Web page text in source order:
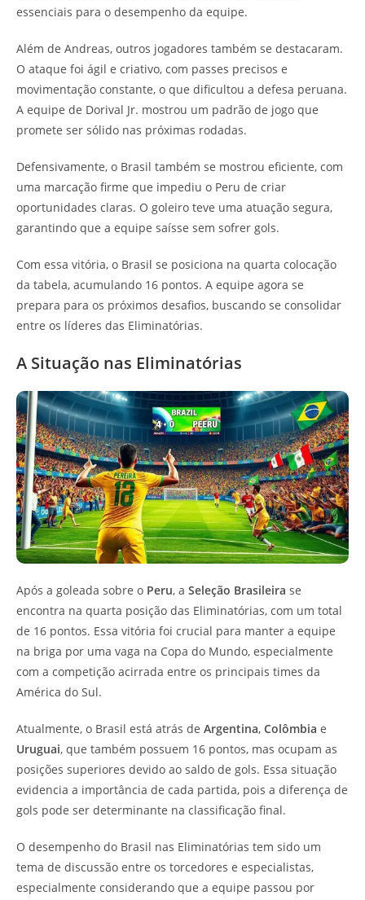
essenciais para o desempenho da equipe.
Além de Andreas, outros jogadores também se destacaram.
O ataque foi ágil e criativo, com passes precisos e
movimentação constante, o que dificultou a defesa peruana.
A equipe de Dorival Jr. mostrou um padrão de jogo que
promete ser sólido nas próximas rodadas.
Defensivamente, o Brasil também se mostrou eficiente, com
uma marcação firme que impediu o Peru de criar
oportunidades claras. O goleiro teve uma atuação segura,
garantindo que a equipe saísse sem sofrer gols.
Com essa vitória, o Brasil se posiciona na quarta colocação
da tabela, acumulando 16 pontos. A equipe agora se
prepara para os próximos desafios, buscando se consolidar
entre os líderes das Eliminatórias.
A Situação nas Eliminatórias
Após a goleada sobre o Peru, a Seleção Brasileira se
encontra na quarta posição das Eliminatórias, com um total
de 16 pontos. Essa vitória foi crucial para manter a equipe
na briga por uma vaga na Copa do Mundo, especialmente
com a competição acirrada entre os principais times da
América do Sul.
Atualmente, o Brasil está atrás de Argentina, Colômbia e
Uruguai, que também possuem 16 pontos, mas ocupam as
posições superiores devido ao saldo de gols. Essa situação
evidencia a importância de cada partida, pois a diferença de
gols pode ser determinante na classificação final.
O desempenho do Brasil nas Eliminatórias tem sido um
tema de discussão entre os torcedores e especialistas,
especialmente considerando que a equipe passou por